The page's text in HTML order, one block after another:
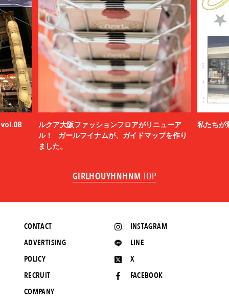
vol.08
ルクア大阪ファッションフロアがリニューア
ル！ ガールフイナムが、ガイドマップを作り
ました。
私たちが
GIRLHOUYHNHNM TOP
INSTAGRAM
LINE
X
FACEBOOK
CONTACT
ADVERTISING
POLICY
RECRUIT
COMPANY